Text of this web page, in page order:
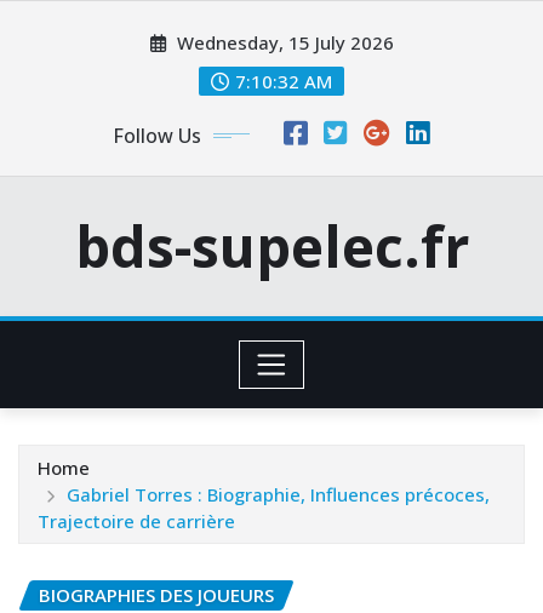
Wednesday, 15 July 2026
7:10:33 AM
Follow Us
bds-supelec.fr
Home
Gabriel Torres : Biographie, Influences précoces,
Trajectoire de carrière
BIOGRAPHIES DES JOUEURS